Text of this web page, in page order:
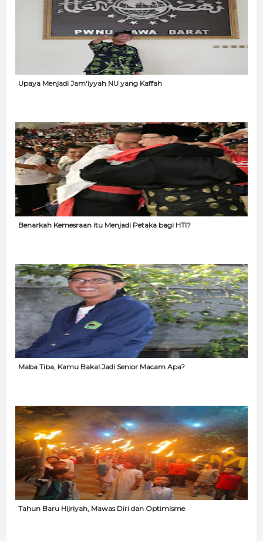
Upaya Menjadi Jam'iyyah NU yang Kaffah
Benarkah Kemesraan itu Menjadi Petaka bagi HTI?
Maba Tiba, Kamu Bakal Jadi Senior Macam Apa?
Tahun Baru Hijriyah, Mawas Diri dan Optimisme